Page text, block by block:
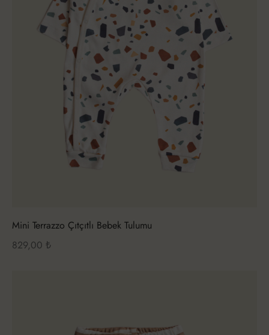
Mini Terrazzo Çıtçıtlı Bebek Tulumu
829,00 ₺